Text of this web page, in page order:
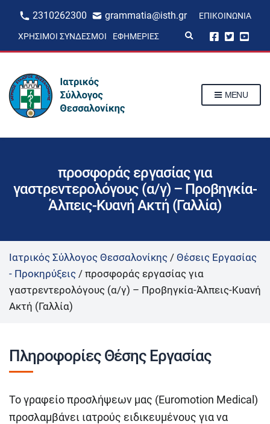
2310262300 grammatia@isth.gr ΕΠΙΚΟΙΝΩΝΊΑ
ΧΡΉΣΙΜΟΙ ΣΎΝΔΕΣΜΟΙ ΕΦΗΜΕΡΊΕΣ
p
m
MENU
προσφοράς εργασίας για
γαστρεντερολόγους (α/γ) – Προβηγκία-
Άλπεις-Κυανή Ακτή (Γαλλία)
Ιατρικός Σύλλογος Θεσσαλονίκης / Θέσεις Εργασίας
- Προκηρύξεις / προσφοράς εργασίας για
γαστρεντερολόγους (α/γ) – Προβηγκία-Άλπεις-Κυανή
Ακτή (Γαλλία)
Πληροφορίες Θέσης Εργασίας
Το γραφείο προσλήψεων μας (Euromotion Medical)
προσλαμβάνει ιατρούς ειδικευμένους για να